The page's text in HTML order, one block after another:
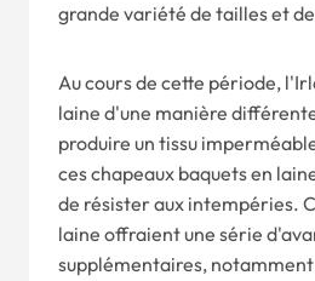
grande variété de tailles et
Au cours de cette période,
laine d'une manière
produire un tissu
ces chapeaux baquets en
de résister aux intempéries.
laine offraient une série
supplémentaires,